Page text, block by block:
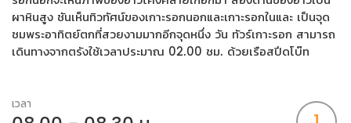
ผาหินสูง ชันเห็นทิวทัศน์ของเกาะรอกนอกและเกาะรอกในและ เป็นจุด
ชมพระอาทิตย์ตกที่สวยงามมากอีกจุดหนึ่ง วัน ทัวร์เกาะรอก สามารถ
เดินทางจากตรังใช้เวลาประมาณ 02.00 ชม. ด้วยเรือสปีดโบ๊ท
เวลา